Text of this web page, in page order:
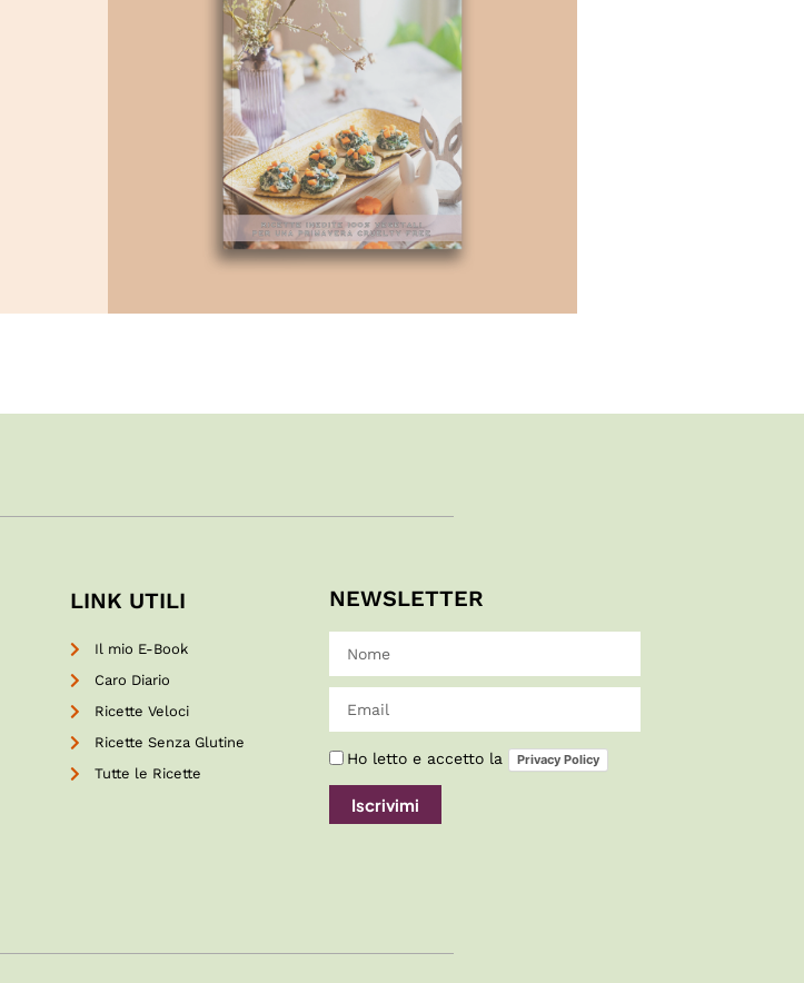
LINK UTILI
Il mio E-Book
Caro Diario
Ricette Veloci
Ricette Senza Glutine
Tutte le Ricette
NEWSLETTER
Ho letto e accetto la Privacy Policy
Iscrivimi